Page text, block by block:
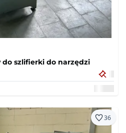
do szlifierki do narzędzi
36